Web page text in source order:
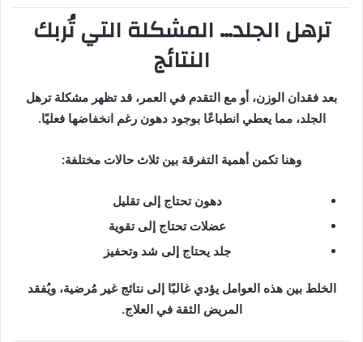
ترهل الجلد… المشكلة التي تُربك
النتائج
بعد فقدان الوزن، أو مع التقدم في العمر، قد تظهر مشكلة ترهل
الجلد، مما يعطي انطباعًا بوجود دهون رغم انخفاضها فعليًا.
وهنا تكمن أهمية التفرقة بين ثلاث حالات مختلفة:
دهون تحتاج إلى تقليل
عضلات تحتاج إلى تقوية
جلد يحتاج إلى شد وتحفيز
الخلط بين هذه العوامل يؤدي غالبًا إلى نتائج غير مُرضية، ويُفقد
المريض الثقة في العلاج.